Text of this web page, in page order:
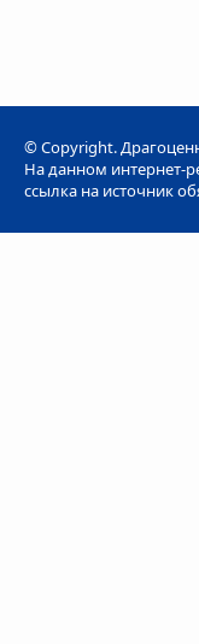
© Copyright.
На данном интернет-
ссылка на источник